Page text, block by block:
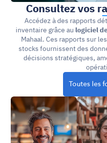
Consultez vos
Accédez à des rapports
inventaire grâce au logiciel
Mahaal. Ces rapports sur
stocks fournissent des
décisions stratégiques,
Toutes les